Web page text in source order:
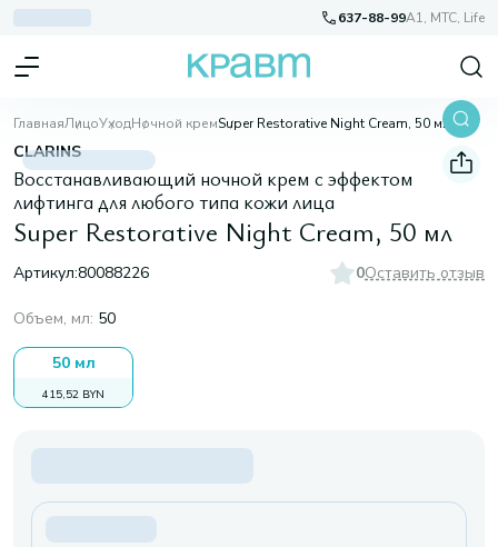
637-88-99A1, МТС, Life
ГлавнаяЛицоУходНочной кремSuper Restorative Night Cream, 50 мл
CLARINS
Восстанавливающий ночной крем с эффектом
лифтинга для любого типа кожи лица
Super Restorative Night Cream, 50 мл
Артикул:80088226 0Оставить отзыв
Объем, мл: 50
50 мл
415,52 BYN